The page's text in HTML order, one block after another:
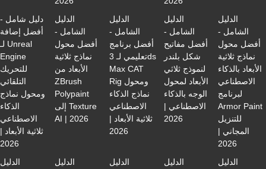
دليل شامل -
أفضل إضافة
لـ Unreal
Engine
للتحريك
التلقائي
ومحول نماذج
الذكاء
الاصطناعي
ثلاثية الأبعاد |
2026
الدليل
الشامل -
أفضل محول
نماذج ثلاثية
الأبعاد من
ZBrush
Polypaint
إلى Texture
AI | 2026
الدليل
الشامل -
أفضل برنامج
تعليمي لـ 3ds
Max CAT
Rig ومحول
نماذج الذكاء
الاصطناعي
ثلاثية الأبعاد |
2026
الدليل
الشامل -
أفضل مفاتيح
شكل بلندر
لنموذج ثلاثي
الأبعاد لمحول
الوجه بالذكاء
الاصطناعي |
2026
الدليل
الشامل -
أفضل محول
نماذج ثلاثية
الأبعاد بالذكاء
الاصطناعي
لبرنامج
Armor Paint
للتنزيل
المجاني |
2026
الدليل
الدليل
الدليل
الدليل
الدليل